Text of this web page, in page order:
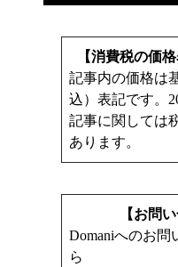
【消費税の価
記事内の価格は
込）表記です。
記事に関しては
あります。
【お問
Domaniへのお問
ら